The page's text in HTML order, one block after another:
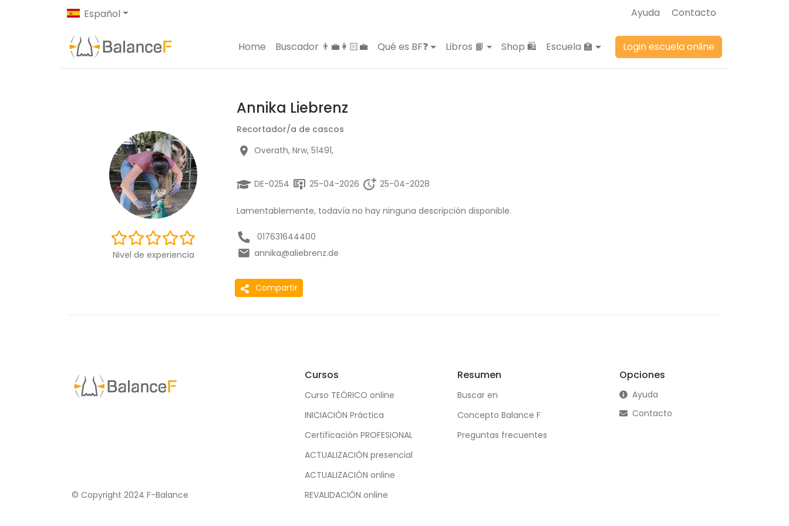
Español Ayuda Contacto
Home Buscador 👨‍💼👩🏻‍💼 Qué es BF❓ Libros 📙 Shop 🛍️ Escuela 🏫 Login escuela online
Nivel de experiencia
Annika Liebrenz
Recortador/a de cascos
Overath, Nrw, 51491,
DE-0254 25-04-2026 25-04-2028
Lamentablemente, todavía no hay ninguna descripción disponible.
017631644400
annika@aliebrenz.de
Compartir
© Copyright 2024 F-Balance
Cursos
Curso TEÓRICO online
INICIACIÓN Práctica
Certificación PROFESIONAL
ACTUALIZACIÓN presencial
ACTUALIZACIÓN online
REVALIDACIÓN online
Resumen
Buscar en
Concepto Balance F
Preguntas frecuentes
Opciones
Ayuda
Contacto